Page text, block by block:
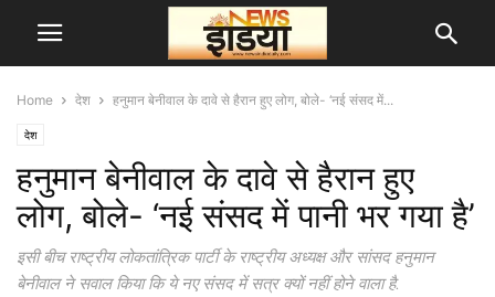
Home देश हनुमान बेनीवाल के दावे से हैरान हुए लोग, बोले- ‘नई संसद में...
देश
हनुमान बेनीवाल के दावे से हैरान हुए
लोग, बोले- ‘नई संसद में पानी भर गया है’
इसी बीच राष्ट्रीय लोकतांत्रिक पार्टी के राष्ट्रीय अध्यक्ष और सांसद हनुमान
बेनीवाल ने सवाल किया कि ये नए संसद में सत्र क्यों नहीं होने वाला है.